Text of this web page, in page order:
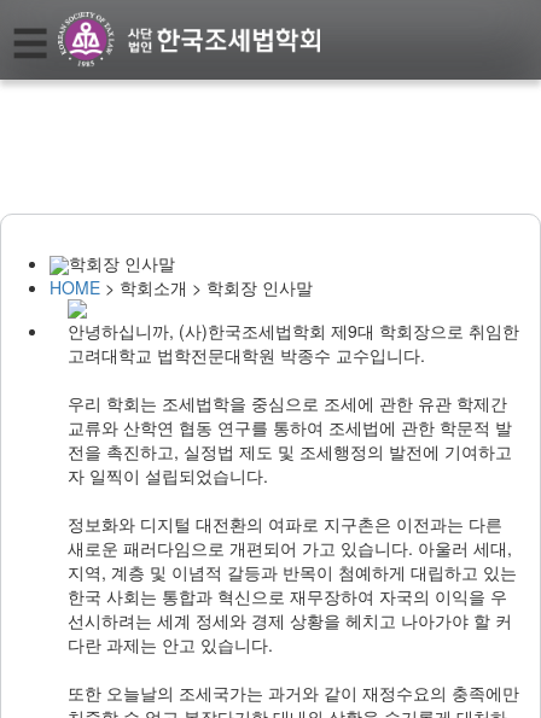
Home
학
회
지Journal
학
회
행
사Events
학
회
소
식News
회
원
☰
학회장 인사말
HOME > 학회소개 > 학회장 인사말
안녕하십니까, (사)한국조세법학회 제9대 학회장으로 취임한
고려대학교 법학전문대학원 박종수 교수입니다.
우리 학회는 조세법학을 중심으로 조세에 관한 유관 학제간
교류와 산학연 협동 연구를 통하여 조세법에 관한 학문적 발
전을 촉진하고, 실정법 제도 및 조세행정의 발전에 기여하고
자 일찍이 설립되었습니다.
정보화와 디지털 대전환의 여파로 지구촌은 이전과는 다른
새로운 패러다임으로 개편되어 가고 있습니다. 아울러 세대,
지역, 계층 및 이념적 갈등과 반목이 첨예하게 대립하고 있는
한국 사회는 통합과 혁신으로 재무장하여 자국의 이익을 우
선시하려는 세계 정세와 경제 상황을 헤치고 나아가야 할 커
다란 과제는 안고 있습니다.
또한 오늘날의 조세국가는 과거와 같이 재정수요의 충족에만